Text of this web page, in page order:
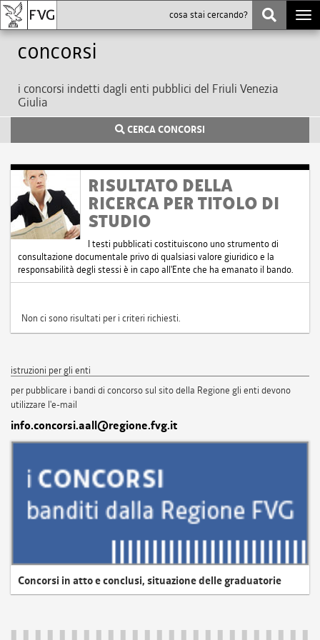
Concorsi
i concorsi indetti dagli enti pubblici del Friuli Venezia
Giulia
CERCA CONCORSI
RISULTATO DELLA
RICERCA PER TITOLO DI
STUDIO
I testi pubblicati costituiscono uno strumento di
consultazione documentale privo di qualsiasi valore giuridico e la
responsabilità degli stessi è in capo all'Ente che ha emanato il bando.
Non ci sono risultati per i criteri richiesti.
istruzioni per gli enti
per pubblicare i bandi di concorso sul sito della Regione gli enti devono
utilizzare l'e-mail
info.concorsi.aall@regione.fvg.it
Concorsi in atto e conclusi, situazione delle graduatorie